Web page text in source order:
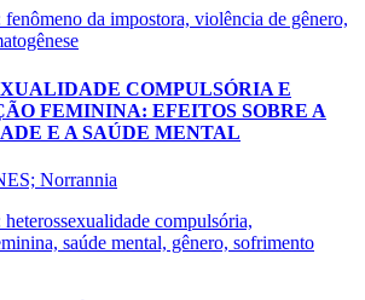
fenômeno da impostora, violência de gênero,
COMPULSÓRIA E
FEMININA: EFEITOS SOBRE A
E A SAÚDE MENTAL
Norrannia
heterossexualidade compulsória,
saúde mental, gênero, sofrimento